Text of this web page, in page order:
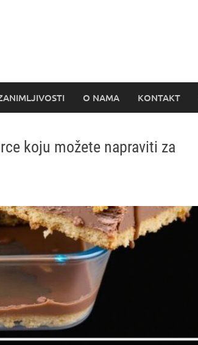
O NAMA KONTAKT
koju možete napraviti za